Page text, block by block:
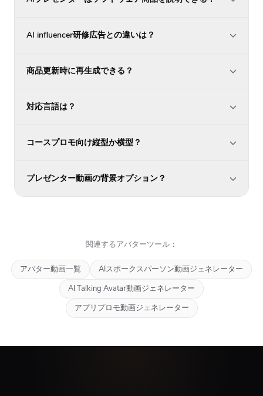
AI influencer研修広告との違いは？
商品更新時に再生成できる？
対応言語は？
コースプロモ向け縦型か横型？
プレゼンター動画の背景オプション？
関連するアバターツール：
アバター動画一覧
AIスポークスパーソン動画ジェネレーター
AI Talking Avatar動画ジェネレーター
アプリプロモ動画ジェネレーター